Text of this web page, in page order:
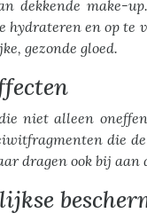
dekkende make-
en op
gezonde gloed.
niet alleen
dragen ook bij